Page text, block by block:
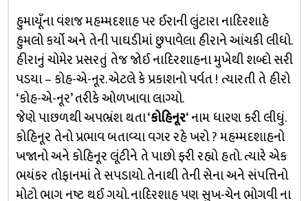
હુમાયૂઁના વંશજ મહમ્મદશાહ પર ઈરાની લુંટારા નાદિરશાહે
હુમલો કર્યો અને તેની પાઘડીમાં છુપાવેલા હીરાને આંચકી લીધો.
હીરાનું ચોમેર પ્રસરતું તેજ જોઈ નાદિરશાહના મુખેથી શબ્દો સરી
પડયા – કોહ-એ-નૂર. એટલે કે પ્રકાશનો પર્વત ! ત્યારતી તે હીરો
‘કોહ-એ-નૂર’ તરીકે ઓળખાવા લાગ્યો.
જેણે પાછળથી અપભ્રંશ થતા ‘કોહિનૂર‘ નામ ધારણ કરી લીધું.
કોહિનૂર તેનો પ્રભાવ બતાવ્યા વગર રહે ખરો ? મહમ્મદશાહનો
ખજાનો અને કોહિનૂર લૂંટીને તે પાછો ફરી રહ્યો હતો. ત્યારે એક
ભયંકર તોફાનમાં તે સપડાયો. તેનાથી તેની સેના અને સંપત્તિનો
મોટો ભાગ નષ્ટ થઈ ગયો. નાદિરશાહ પણ સુખ-ચેન ભોગવી ના